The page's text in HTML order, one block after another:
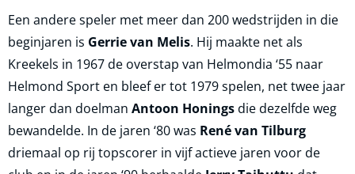
Een andere speler met meer dan 200 wedstrijden in die
beginjaren is Gerrie van Melis. Hij maakte net als
Kreekels in 1967 de overstap van Helmondia ‘55 naar
Helmond Sport en bleef er tot 1979 spelen, net twee jaar
langer dan doelman Antoon Honingsdie dezelfde weg
bewandelde. In de jaren ‘80 was René van Tilburg
driemaal op rij topscorer in vijf actieve jaren voor de